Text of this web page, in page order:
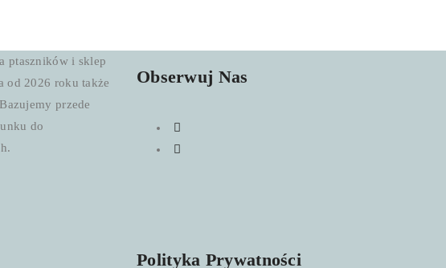
ptaszników i sklep
od 2026 roku także
przede
do
Obserwuj Nas
Polityka Prywatności